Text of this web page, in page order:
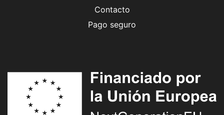
Contacto
Pago seguro